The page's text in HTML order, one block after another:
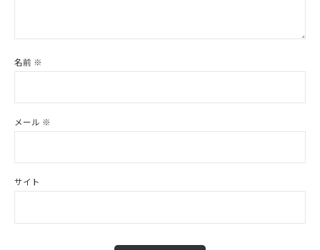
名前 ※
メール ※
サイト